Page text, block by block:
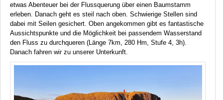
etwas Abenteuer bei der Flussquerung über einen Baumstamm
erleben. Danach geht es steil nach oben. Schwierige Stellen sind
dabei mit Seilen gesichert. Oben angekommen gibt es fantastische
Aussichtspunkte und die Möglichkeit bei passendem Wasserstand
den Fluss zu durchqueren (Länge 7km, 280 Hm, Stufe 4, 3h).
Danach fahren wir zu unserer Unterkunft.